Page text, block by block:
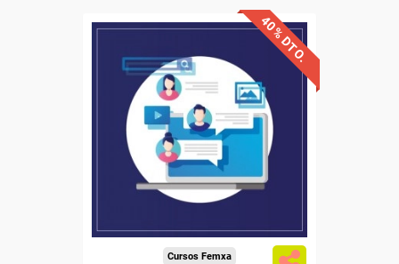
40% DTO.
Descuentos especiales
Sin requisitos de acceso
Diploma
Cursos Femxa